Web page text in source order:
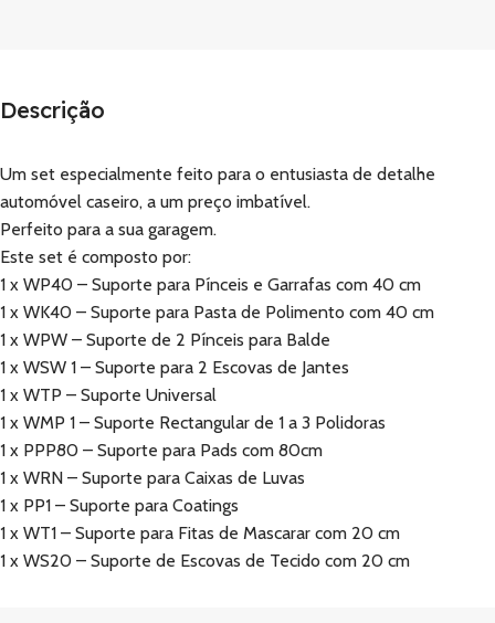
Descrição
Um set especialmente feito para o entusiasta de detalhe
automóvel caseiro, a um preço imbatível.
Perfeito para a sua garagem.
Este set é composto por:
1 x WP40 – Suporte para Pínceis e Garrafas com 40 cm
1 x WK40 – Suporte para Pasta de Polimento com 40 cm
1 x WPW – Suporte de 2 Pínceis para Balde
1 x WSW 1 – Suporte para 2 Escovas de Jantes
1 x WTP – Suporte Universal
1 x WMP 1 – Suporte Rectangular de 1 a 3 Polidoras
1 x PPP80 – Suporte para Pads com 80cm
1 x WRN – Suporte para Caixas de Luvas
1 x PP1 – Suporte para Coatings
1 x WT1 – Suporte para Fitas de Mascarar com 20 cm
1 x WS20 – Suporte de Escovas de Tecido com 20 cm